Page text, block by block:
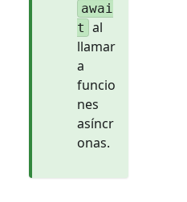
awai
t al
llamar
a
funcio
nes
asíncr
onas.